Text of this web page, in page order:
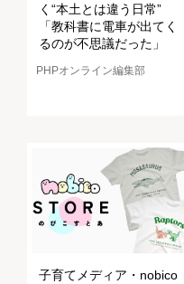
く“本土とは違う日常”
「教科書に電車が出てく
るのが不思議だった」
PHPオンライン編集部
子育てメディア・nobico